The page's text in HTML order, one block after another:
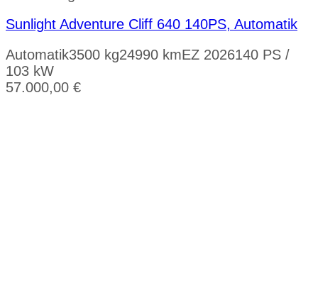
Sunlight Adventure Cliff 640 140PS, Automatik
Automatik3500 kg24990 kmEZ 2026140 PS /
103 kW
57.000,00 €